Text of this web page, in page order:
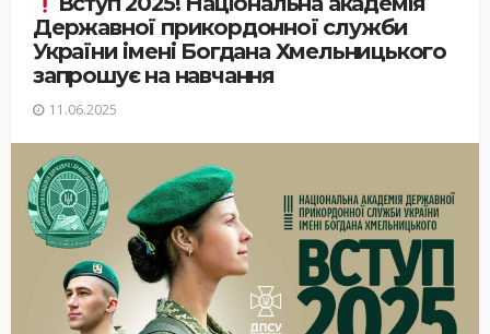
Державної прикордонної служби
України імені Богдана Хмельницького
запрошує на навчання
11.06.2025